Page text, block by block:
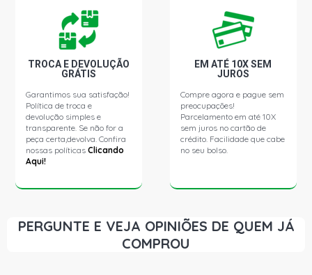
TROCA E DEVOLUÇÃO
GRÁTIS
Garantimos sua satisfação!
Política de troca e
devolução simples e
transparente. Se não for a
peça certa,devolva. Confira
nossas políticasClicando
Aqui!
EM ATÉ 10X SEM
JUROS
Compre agora e pague sem
preocupações!
Parcelamento em até 10X
sem juros no cartão de
crédito. Facilidade que cabe
no seu bolso.
PERGUNTE E VEJA OPINIÕES DE QUEM JÁ
COMPROU